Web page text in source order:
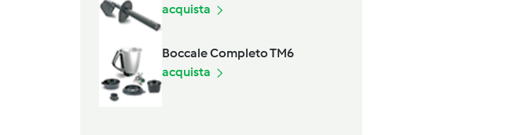
acquista
Boccale Completo TM6
acquista